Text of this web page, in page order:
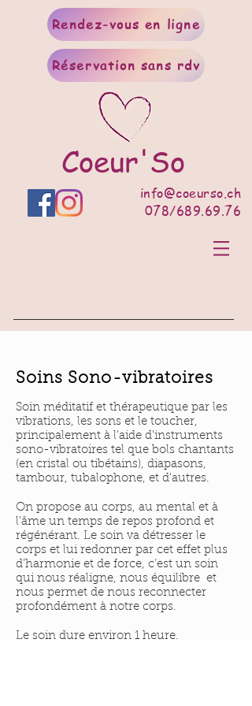
Rendez-vous en ligne
Réservation sans rdv
Coeur'So
info@coeurso.ch
078/689.69.76
Soins Sono-vibratoires
Soin méditatif et thérapeutique par les
vibrations, les sons et le toucher,
principalement à l'aide d'instruments
sono-vibratoires tel que bols chantants
(en cristal ou tibétains), diapasons,
tambour, tubalophone, et d'autres.
On propose au corps, au mental et à
l’âme un temps de repos profond et
régénérant. Le soin va détresser le
corps et lui redonner par cet effet plus
d’harmonie et de force, c’est un soin
qui nous réaligne, nous équilibre et
nous permet de nous reconnecter
profondément à notre corps.
Le soin dure environ 1 heure.